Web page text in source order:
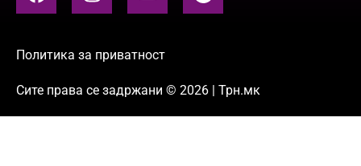
Политика за приватност
Сите права се задржани © 2026 | Трн.мк